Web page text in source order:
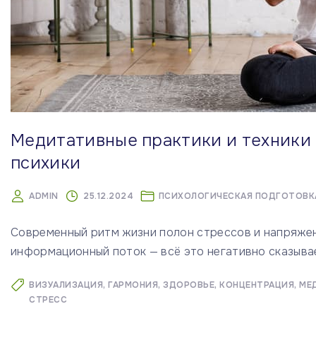
Медитативные практики и
психики
ADMIN 25.12.2024 ПСИХОЛОГИЧЕСКАЯ
Современный ритм жизни полон стрессов и
информационный поток — всё это негативно
ВИЗУАЛИЗАЦИЯ ГАРМОНИЯ ЗДОРОВЬЕ КОНЦЕНТРАЦИЯ
СТРЕСС